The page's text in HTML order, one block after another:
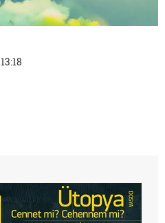
13:18